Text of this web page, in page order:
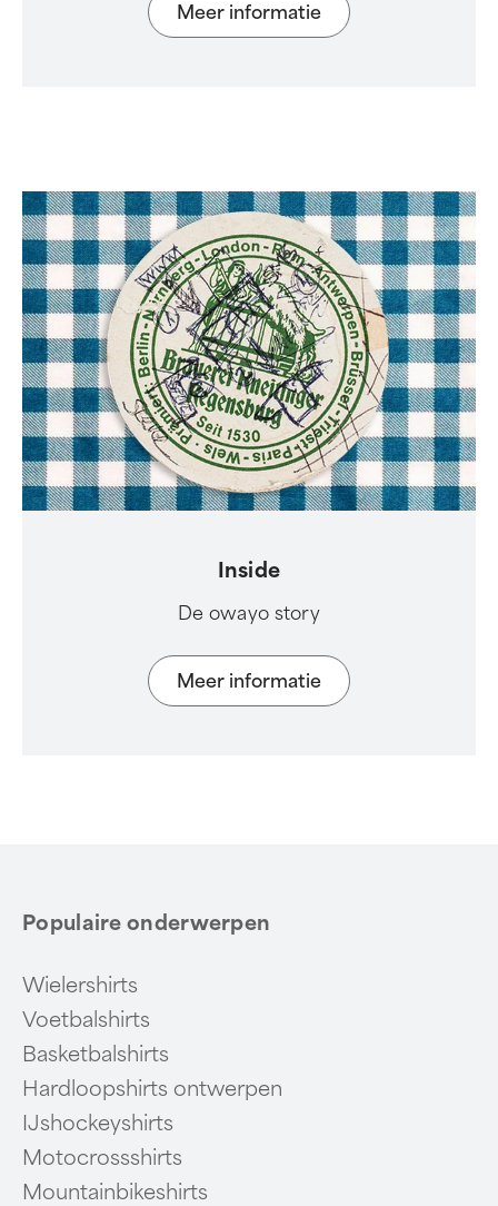
Meer informatie
Inside
De owayo story
Meer informatie
Populaire onderwerpen
Wielershirts
Voetbalshirts
Basketbalshirts
Hardloopshirts ontwerpen
IJshockeyshirts
Motocrossshirts
Mountainbikeshirts